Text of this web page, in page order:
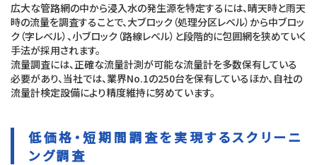
広大な管路網の中から浸入水の発生源を特定するには、晴天時と雨天
時の流量を調査することで、大ブロック（処理分区レベル）から中ブロッ
ク（字レベル）、小ブロック（路線レベル）と段階的に包囲網を狭めていく
手法が採用されます。
流量調査には、正確な流量計測が可能な流量計を多数保有している
必要があり、当社では、業界No.1の250台を保有しているほか、自社の
流量計検定設備により精度維持に努めています。
低価格・短期間調査を実現するスクリーニ
ング調査